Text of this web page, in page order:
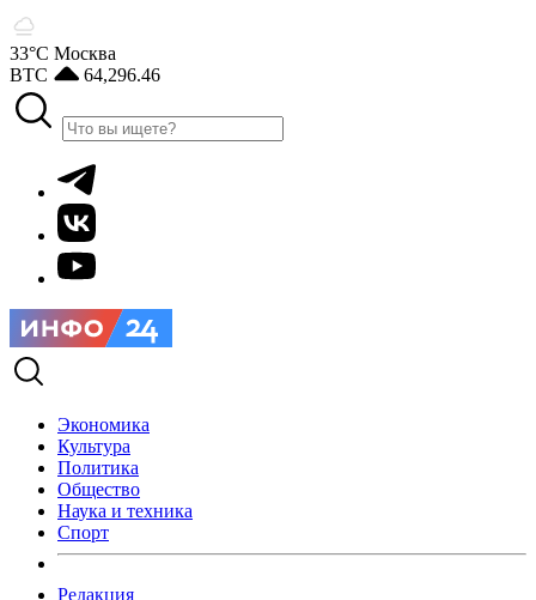
33°С Москва
BTC
64,296.46
Экономика
Культура
Политика
Общество
Наука и техника
Спорт
Редакция